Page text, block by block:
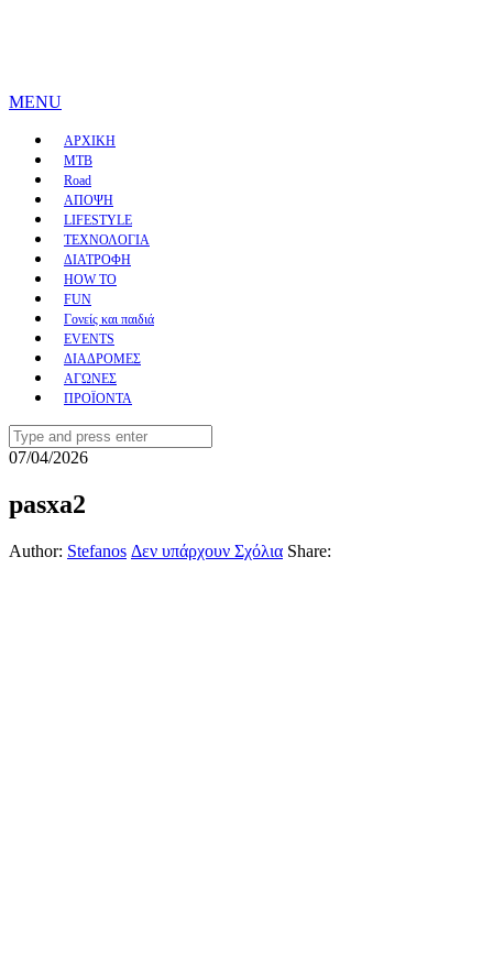
MENU
ΑΡΧΙΚΗ
MTB
Road
ΑΠΟΨΗ
LIFESTYLE
ΤΕΧΝΟΛΟΓΙΑ
ΔΙΑΤΡΟΦΗ
HOW TO
FUN
Γονείς και παιδιά
EVENTS
ΔΙΑΔΡΟΜΕΣ
ΑΓΩΝΕΣ
ΠΡΟΪΟΝΤΑ
Search
for:
07/04/2026
pasxa2
Author: Stefanos Δεν υπάρχουν Σχόλια Share: